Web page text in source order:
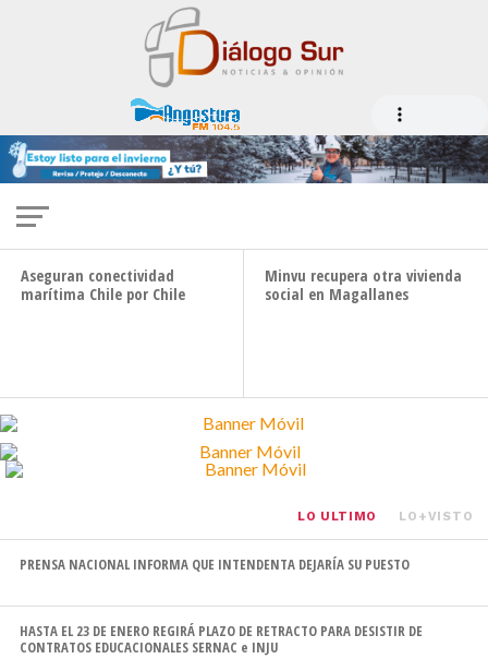
OBRAS PÚBLICAS
frente a obras en aeródromo Julio Gallardo
Aseguran conectividad
marítima Chile por Chile
Minvu recupera otra vivienda
social en Magallanes
LO ULTIMO LO+VISTO
PRENSA NACIONAL INFORMA QUE INTENDENTA DEJARÍA SU PUESTO
HASTA EL 23 DE ENERO REGIRÁ PLAZO DE RETRACTO PARA DESISTIR DE
CONTRATOS EDUCACIONALES SERNAC e INJU